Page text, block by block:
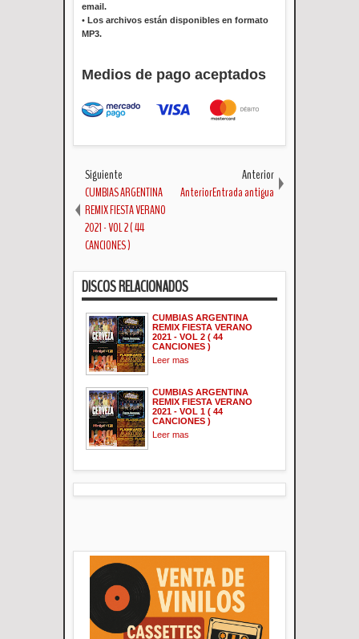
email.
• Los archivos están disponibles en formato
MP3.
Medios de pago aceptados
Siguiente
CUMBIAS ARGENTINA
REMIX FIESTA VERANO
2021 - VOL 2 ( 44
CANCIONES )
Anterior
AnteriorEntrada antigua
DISCOS RELACIONADOS
CUMBIAS ARGENTINA
REMIX FIESTA VERANO
2021 - VOL 2 ( 44
CANCIONES )
Leer mas
CUMBIAS ARGENTINA
REMIX FIESTA VERANO
2021 - VOL 1 ( 44
CANCIONES )
Leer mas